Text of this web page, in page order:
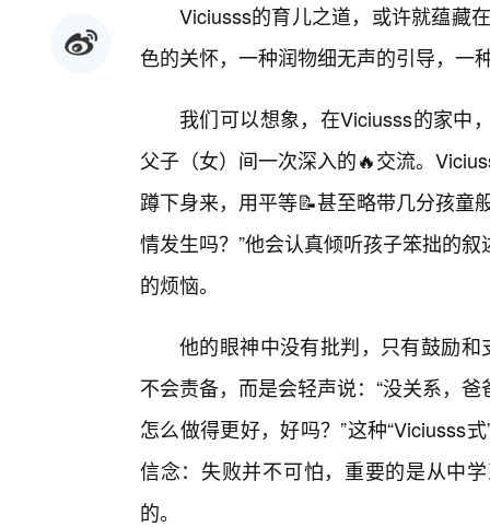
Viciusss的育儿之道，或许就蕴藏
色的关怀，一种润物细无声的引导，一
我们可以想象，在Viciusss的家中
父子（女）间一次深入的🔥交流。
蹲下身来，用平等📝甚至略带几分孩童
情发生吗？”他会认真倾听孩子笨拙的
的烦恼。
他的眼神中没有批判，只有鼓励
不会责备，而是会轻声说：“没关系，
怎么做得更好，好吗？”这种“Viciusss
信念：失败并不可怕，重要的是从中
的。